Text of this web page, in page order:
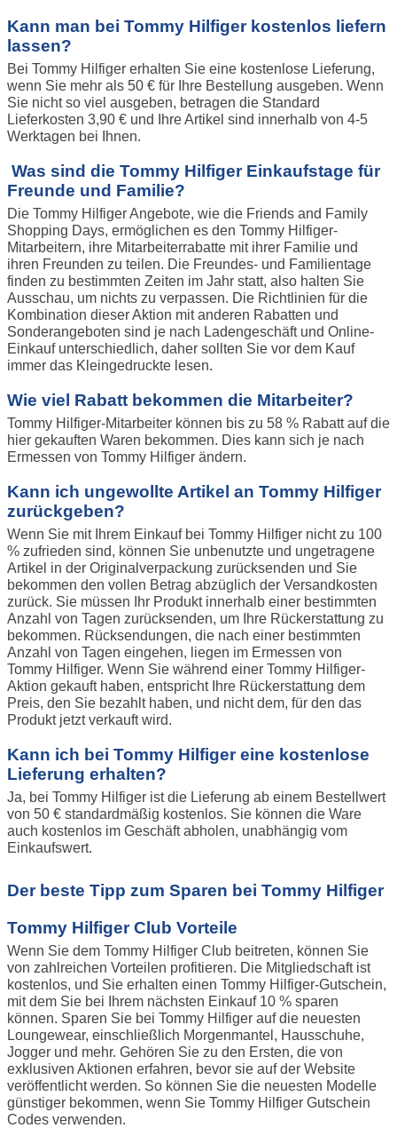
Kann man bei Tommy Hilfiger kostenlos liefern
lassen?
Bei Tommy Hilfiger erhalten Sie eine kostenlose Lieferung,
wenn Sie mehr als 50 € für Ihre Bestellung ausgeben. Wenn
Sie nicht so viel ausgeben, betragen die Standard
Lieferkosten 3,90 € und Ihre Artikel sind innerhalb von 4-5
Werktagen bei Ihnen.
Was sind die Tommy Hilfiger Einkaufstage für
Freunde und Familie?
Die Tommy Hilfiger Angebote, wie die Friends and Family
Shopping Days, ermöglichen es den Tommy Hilfiger-
Mitarbeitern, ihre Mitarbeiterrabatte mit ihrer Familie und
ihren Freunden zu teilen. Die Freundes- und Familientage
finden zu bestimmten Zeiten im Jahr statt, also halten Sie
Ausschau, um nichts zu verpassen. Die Richtlinien für die
Kombination dieser Aktion mit anderen Rabatten und
Sonderangeboten sind je nach Ladengeschäft und Online-
Einkauf unterschiedlich, daher sollten Sie vor dem Kauf
immer das Kleingedruckte lesen.
Wie viel Rabatt bekommen die Mitarbeiter?
Tommy Hilfiger-Mitarbeiter können bis zu 58 % Rabatt auf die
hier gekauften Waren bekommen. Dies kann sich je nach
Ermessen von Tommy Hilfiger ändern.
Kann ich ungewollte Artikel an Tommy Hilfiger
zurückgeben?
Wenn Sie mit Ihrem Einkauf bei Tommy Hilfiger nicht zu 100
% zufrieden sind, können Sie unbenutzte und ungetragene
Artikel in der Originalverpackung zurücksenden und Sie
bekommen den vollen Betrag abzüglich der Versandkosten
zurück. Sie müssen Ihr Produkt innerhalb einer bestimmten
Anzahl von Tagen zurücksenden, um Ihre Rückerstattung zu
bekommen. Rücksendungen, die nach einer bestimmten
Anzahl von Tagen eingehen, liegen im Ermessen von
Tommy Hilfiger. Wenn Sie während einer Tommy Hilfiger-
Aktion gekauft haben, entspricht Ihre Rückerstattung dem
Preis, den Sie bezahlt haben, und nicht dem, für den das
Produkt jetzt verkauft wird.
Kann ich bei Tommy Hilfiger eine kostenlose
Lieferung erhalten?
Ja, bei Tommy Hilfiger ist die Lieferung ab einem Bestellwert
von 50 € standardmäßig kostenlos. Sie können die Ware
auch kostenlos im Geschäft abholen, unabhängig vom
Einkaufswert.
Der beste Tipp zum Sparen bei Tommy Hilfiger
Tommy Hilfiger Club Vorteile
Wenn Sie dem Tommy Hilfiger Club beitreten, können Sie
von zahlreichen Vorteilen profitieren. Die Mitgliedschaft ist
kostenlos, und Sie erhalten einen Tommy Hilfiger-Gutschein,
mit dem Sie bei Ihrem nächsten Einkauf 10 % sparen
können. Sparen Sie bei Tommy Hilfiger auf die neuesten
Loungewear, einschließlich Morgenmantel, Hausschuhe,
Jogger und mehr. Gehören Sie zu den Ersten, die von
exklusiven Aktionen erfahren, bevor sie auf der Website
veröffentlicht werden. So können Sie die neuesten Modelle
günstiger bekommen, wenn Sie Tommy Hilfiger Gutschein
Codes verwenden.